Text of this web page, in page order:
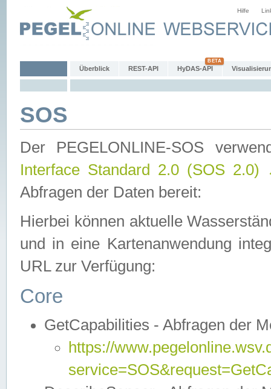
Hilfe
Überblick REST-API HyDAS-API
SOS
Der PEGELONLINE-SOS
Interface Standard 2.0 (SOS 2.0)
Abfragen der Daten bereit:
Hierbei können aktuelle
und in eine Kartenanwendung
URL zur Verfügung:
Core
GetCapabilities - Abfragen der
https://